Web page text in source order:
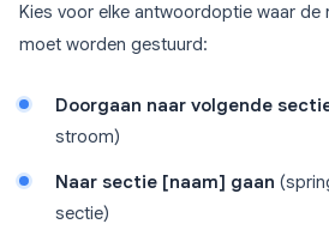
Kies voor elke antwoordoptie waar de
moet worden gestuurd:
Doorgaan naar volgende
stroom)
Naar sectie [naam] gaan
sectie)